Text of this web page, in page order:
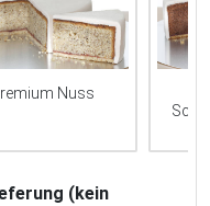
Nuss
(kein